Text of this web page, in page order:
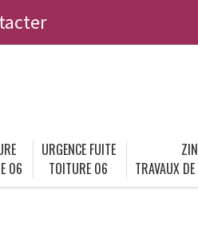
06
URGENCE FUITE
TOITURE 06
TRAVAUX